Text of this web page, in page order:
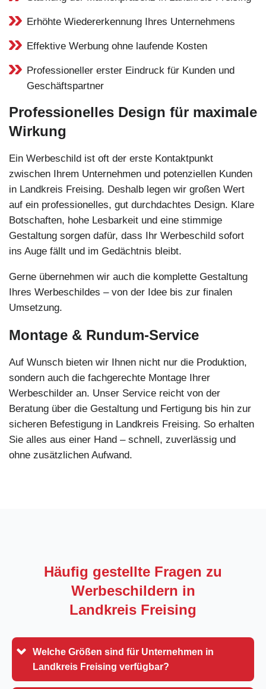
Erhöhte Wiedererkennung Ihres Unternehmens
Effektive Werbung ohne laufende Kosten
Professioneller erster Eindruck für Kunden und
Geschäftspartner
Professionelles Design für maximale
Wirkung
Ein Werbeschild ist oft der erste Kontaktpunkt
zwischen Ihrem Unternehmen und potenziellen Kunden
in Landkreis Freising. Deshalb legen wir großen Wert
auf ein professionelles, gut durchdachtes Design. Klare
Botschaften, hohe Lesbarkeit und eine stimmige
Gestaltung sorgen dafür, dass Ihr Werbeschild sofort
ins Auge fällt und im Gedächtnis bleibt.
Gerne übernehmen wir auch die komplette Gestaltung
Ihres Werbeschildes – von der Idee bis zur finalen
Umsetzung.
Montage & Rundum-Service
Auf Wunsch bieten wir Ihnen nicht nur die Produktion,
sondern auch die fachgerechte Montage Ihrer
Werbeschilder an. Unser Service reicht von der
Beratung über die Gestaltung und Fertigung bis hin zur
sicheren Befestigung in Landkreis Freising. So erhalten
Sie alles aus einer Hand – schnell, zuverlässig und
ohne zusätzlichen Aufwand.
Häufig gestellte Fragen zu
Werbeschildern in
Landkreis Freising
Welche Größen sind für Unternehmen in
Landkreis Freising verfügbar?